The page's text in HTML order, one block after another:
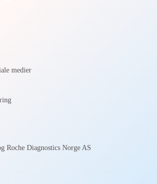
medier
Roche Diagnostics Norge AS